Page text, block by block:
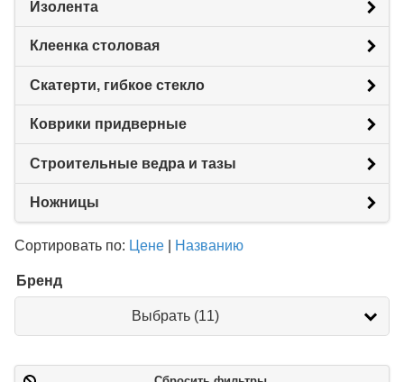
Изолента
Клеенка столовая
Скатерти, гибкое стекло
Коврики придверные
Строительные ведра и тазы
Ножницы
Сортировать по: Цене Названию
Бренд
Выбрать (11)